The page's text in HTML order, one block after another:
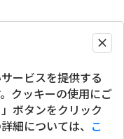
ービスを提供する
クッキーの使用にご
ボタンをクリック
細については、 こ